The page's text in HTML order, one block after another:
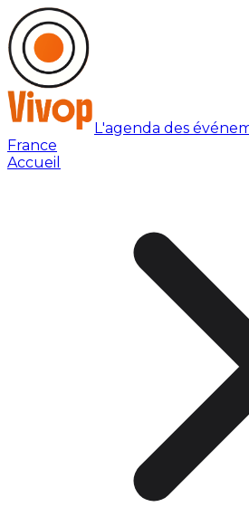
L'agenda des
France
Accueil